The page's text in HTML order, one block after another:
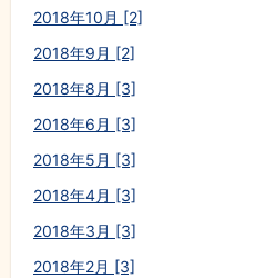
2018年10月 [2]
2018年9月 [2]
2018年8月 [3]
2018年6月 [3]
2018年5月 [3]
2018年4月 [3]
2018年3月 [3]
2018年2月 [3]